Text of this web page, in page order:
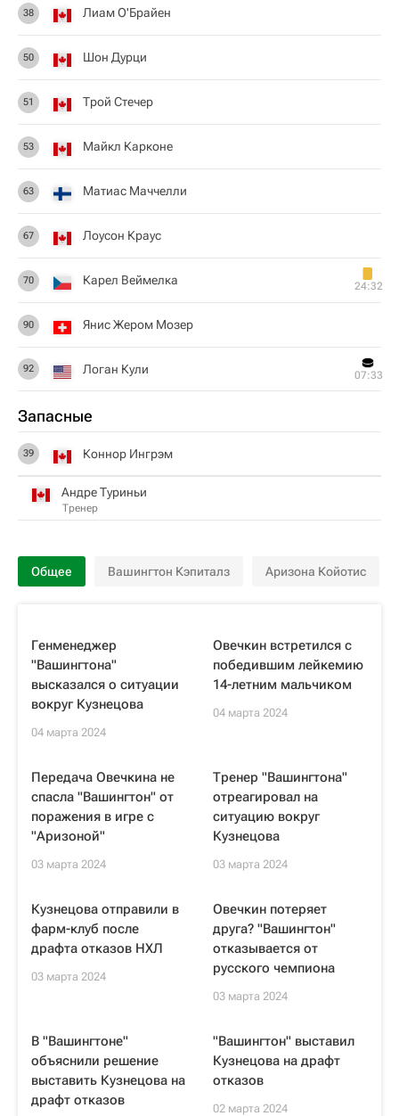
38 Лиам О'Брайен
50 Шон Дурци
51 Трой Стечер
53 Майкл Карконе
63 Матиас Маччелли
67 Лоусон Краус
70 Карел Веймелка 24:32
90 Янис Жером Мозер
92 Логан Кули 07:33
Запасные
39 Коннор Ингрэм
Андре Туриньи
Тренер
Общее Вашингтон Кэпиталз Аризона Койотис
Генменеджер
"Вашингтона"
высказался о ситуации
вокруг Кузнецова
04 марта 2024
Овечкин встретился с
победившим лейкемию
14-летним мальчиком
04 марта 2024
Передача Овечкина не
спасла "Вашингтон" от
поражения в игре с
"Аризоной"
03 марта 2024
Тренер "Вашингтона"
отреагировал на
ситуацию вокруг
Кузнецова
03 марта 2024
Кузнецова отправили в
фарм-клуб после
драфта отказов НХЛ
03 марта 2024
Овечкин потеряет
друга? "Вашингтон"
отказывается от
русского чемпиона
03 марта 2024
В "Вашингтоне"
объяснили решение
выставить Кузнецова на
драфт отказов
"Вашингтон" выставил
Кузнецова на драфт
отказов
02 марта 2024